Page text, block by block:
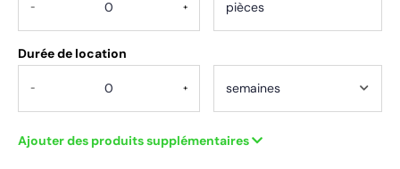
- +
Durée de location
- +
Ajouter des produits supplémentaires